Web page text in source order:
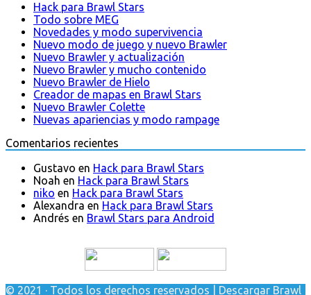
Hack para Brawl Stars
Todo sobre MEG
Novedades y modo supervivencia
Nuevo modo de juego y nuevo Brawler
Nuevo Brawler y actualización
Nuevo Brawler y mucho contenido
Nuevo Brawler de Hielo
Creador de mapas en Brawl Stars
Nuevo Brawler Colette
Nuevas apariencias y modo rampage
Comentarios recientes
Gustavo en Hack para Brawl Stars
Noah en Hack para Brawl Stars
niko en Hack para Brawl Stars
Alexandra en Hack para Brawl Stars
Andrés en Brawl Stars para Android
© 2021 · Todos los derechos reservados | Descargar Brawl